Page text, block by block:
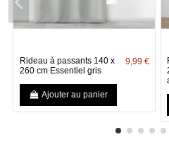
Rideau à passants 140 x
260 cm Essentiel gris
9,99 €
Ajouter au panier